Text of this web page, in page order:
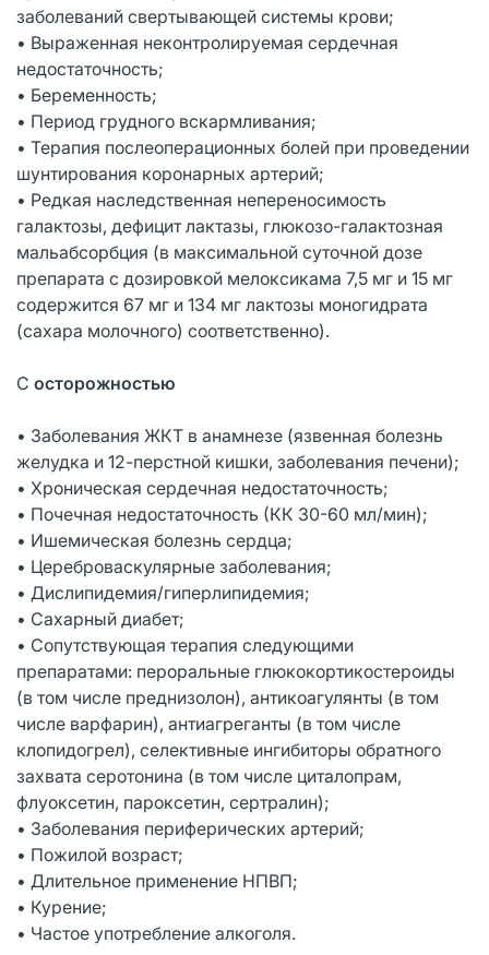
заболеваний свертывающей системы крови;
• Выраженная неконтролируемая сердечная
недостаточность;
• Беременность;
• Период грудного вскармливания;
• Терапия послеоперационных болей при проведении
шунтирования коронарных артерий;
• Редкая наследственная непереносимость
галактозы, дефицит лактазы, глюкозо-галактозная
мальабсорбция (в максимальной суточной дозе
препарата с дозировкой мелоксикама 7,5 мг и 15 мг
содержится 67 мг и 134 мг лактозы моногидрата
(сахара молочного) соответственно).
С осторожностью
• Заболевания ЖКТ в анамнезе (язвенная болезнь
желудка и 12-перстной кишки, заболевания печени);
• Хроническая сердечная недостаточность;
• Почечная недостаточность (КК 30-60 мл/мин);
• Ишемическая болезнь сердца;
• Цереброваскулярные заболевания;
• Дислипидемия/гиперлипидемия;
• Сахарный диабет;
• Сопутствующая терапия следующими
препаратами: пероральные глюкокортикостероиды
(в том числе преднизолон), антикоагулянты (в том
числе варфарин), антиагреганты (в том числе
клопидогрел), селективные ингибиторы обратного
захвата серотонина (в том числе циталопрам,
флуоксетин, пароксетин, сертралин);
• Заболевания периферических артерий;
• Пожилой возраст;
• Длительное применение НПВП;
• Курение;
• Частое употребление алкоголя.